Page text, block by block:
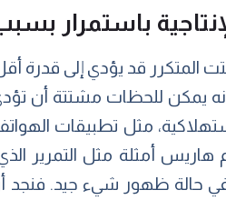
المتكرر قد يؤدي إلى قدرة
يمكن للحظات مشتتة أن
مثل تطبيقات
في حالة ظهور شيء جيد. فنجد